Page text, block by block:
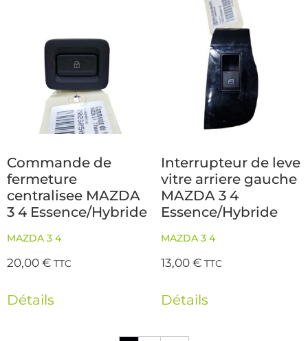
Commande de
fermeture
centralisee MAZDA
3 4 Essence/Hybride
MAZDA 3 4
20,00€ TTC
Détails
Interrupteur de leve
vitre arriere gauche
MAZDA 3 4
Essence/Hybride
MAZDA 3 4
13,00€ TTC
Détails